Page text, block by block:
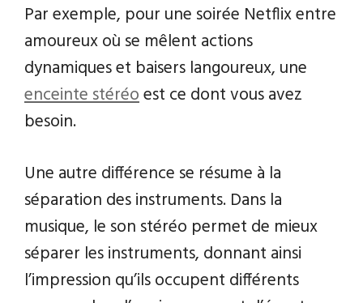
Par exemple, pour une soirée Netflix entre
amoureux où se mêlent actions
dynamiques et baisers langoureux, une
enceinte stéréoest ce dont vous avez
besoin.
Une autre différence se résume à la
séparation des instruments. Dans la
musique, le son stéréo permet de mieux
séparer les instruments, donnant ainsi
l’impression qu’ils occupent différents